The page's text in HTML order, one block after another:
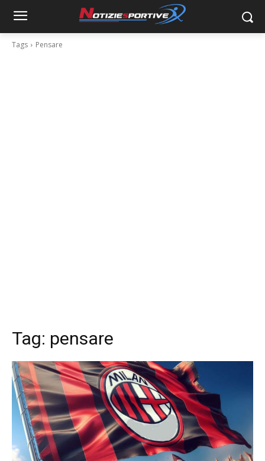
Tags Pensare
Tag: pensare